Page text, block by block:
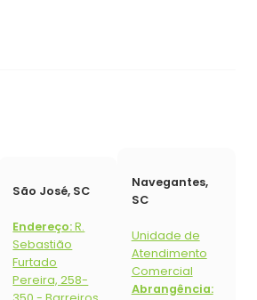
São José, SC
Endereço:R.
Sebastião
Furtado
Pereira, 258-
Navegantes,
SC
Unidade de
Atendimento
Comercial
Abrangência: